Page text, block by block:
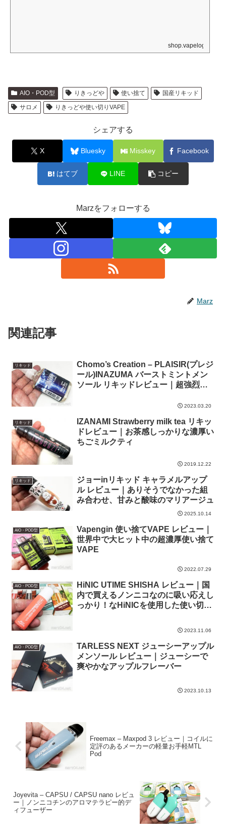
shop.vapelog.jp
AIO・POD型 りきっどや 使い捨て
国産リキッド
サロメ
りきっどや使い切りVAPE
シェアする
X Bluesky Misskey Facebook
はてブ LINE コピー
Marzをフォローする
Marz
関連記事
リキッド
Chomo’s Creation – PLAISIR(プレジ
ール)INAZUMA バーストミントメン
ソール リキッドレビュー｜超強烈な
2023.03.20
リキッド
IZANAMI Strawberry milk tea リキッ
ドレビュー｜お茶感しっかりな濃厚い
ちごミルクティ
2019.12.22
リキッド
ジョーinリキッド キャラメルアップ
ル レビュー｜ありそうでなかった組
み合わせ、甘みと酸味のマリアージュ
2025.10.14
AIO・POD型
Vapengin 使い捨てVAPE レビュー｜
世界中で大ヒット中の超濃厚使い捨て
VAPE
2022.07.29
AIO・POD型
HiNIC UTIME SHISHA レビュー｜国
内で買えるノンニコなのに吸い応えし
っかり！なHiNICを使用した使い切り
2023.11.06
AIO・POD型
TARLESS NEXT ジューシーアップル
メンソール レビュー｜ジューシーで
爽やかなアップルフレーバー
2023.10.13
Freemax – Maxpod 3 レビュー｜コイルに
定評のあるメーカーの軽量お手軽MTL
Pod
Joyevita – CAPSU / CAPSU nano レビュ
ー｜ノンニコチンのアロマテラピー的デ
ィフューザー